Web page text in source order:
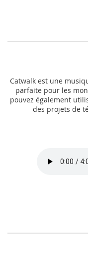
Catwalk est une
parfaite pour les
pouvez également
des projets de